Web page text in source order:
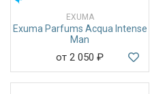
EXUMA
Exuma Parfums Acqua Intense
Man
от 2 050 ₽